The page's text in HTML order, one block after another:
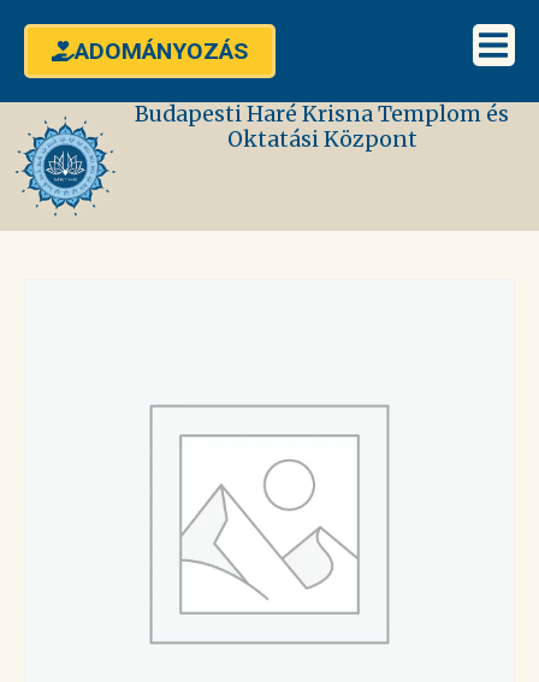
ADOMÁNYOZÁS
Budapesti Haré Krisna Templom és
Oktatási Központ